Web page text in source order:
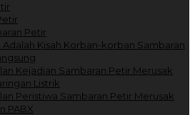
Petir
Kisah Korban-korban Sambaran
Kejadian Sambaran Petir Merusak
Listrik
Peristiwa Sambaran Petir Merusak
PABX